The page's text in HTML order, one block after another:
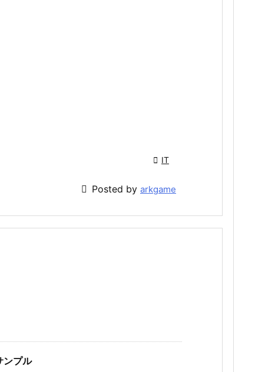
 IT
 Posted by arkgame
ンプル